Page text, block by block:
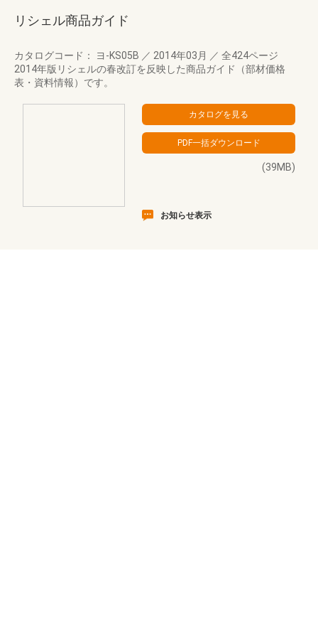
リシェル商品ガイド
カタログコード： ヨ-KS05B ／ 2014年03月 ／ 全424ページ
2014年版リシェルの春改訂を反映した商品ガイド（部材価格
表・資料情報）です。
(39MB)
お知らせ表示